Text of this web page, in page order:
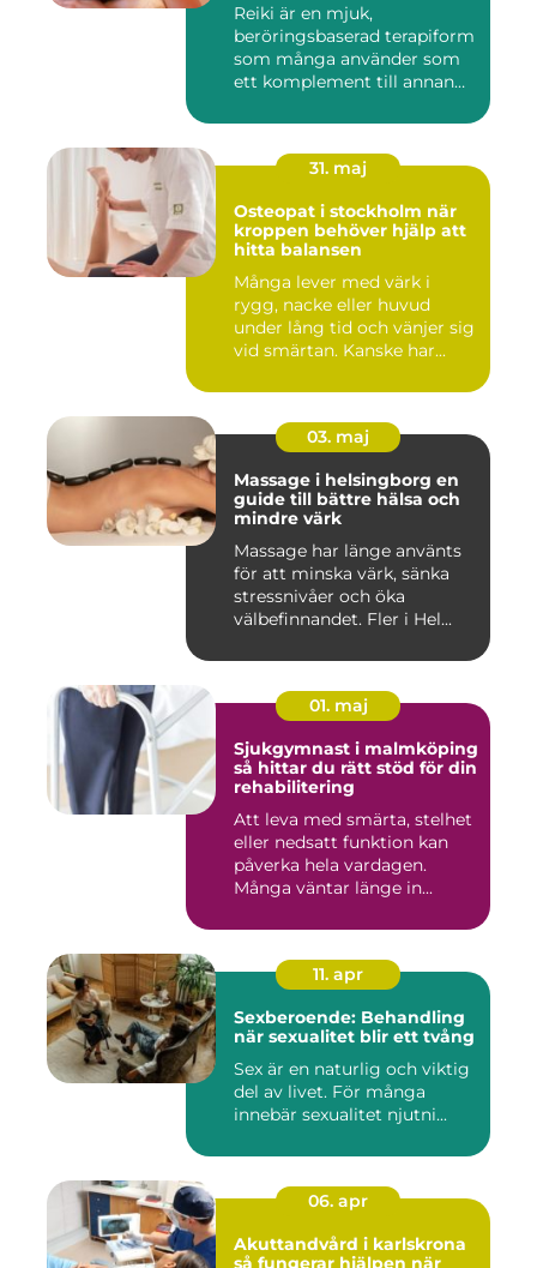
Reiki är en mjuk,
beröringsbaserad terapiform
som många använder som
ett komplement till annan
31. maj
Osteopat i stockholm när
kroppen behöver hjälp att
hitta balansen
Många lever med värk i
rygg, nacke eller huvud
under lång tid och vänjer sig
vid smärtan. Kanske har...
03. maj
Massage i helsingborg en
guide till bättre hälsa och
mindre värk
Massage har länge använts
för att minska värk, sänka
stressnivåer och öka
välbefinnandet. Fler i Hel...
01. maj
Sjukgymnast i malmköping
så hittar du rätt stöd för din
rehabilitering
Att leva med smärta, stelhet
eller nedsatt funktion kan
påverka hela vardagen.
Många väntar länge in...
11. apr
Sexberoende: Behandling
när sexualitet blir ett tvång
Sex är en naturlig och viktig
del av livet. För många
innebär sexualitet njutni...
06. apr
Akuttandvård i karlskrona
så fungerar hjälpen när